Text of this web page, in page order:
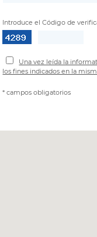
Introduce el Código de
Una vez leída la
los fines indicados en la
* campos obligatorios